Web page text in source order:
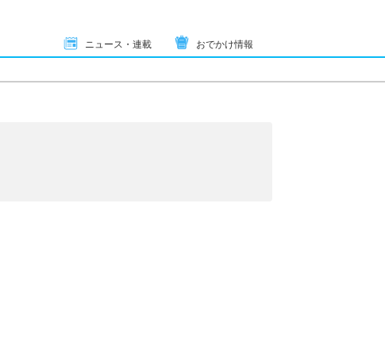
ニュース・連載 おでかけ情報